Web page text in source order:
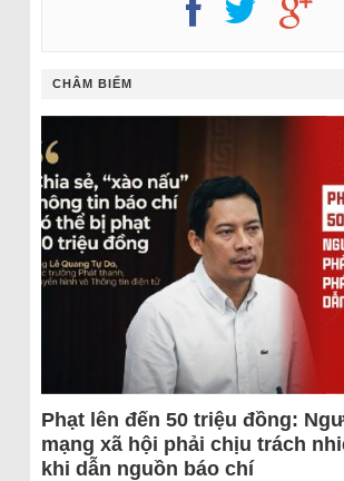
CHÂM BIẾM
Phạt lên đến 50 triệu đồng:
mạng xã hội phải chịu trách
khi dẫn nguồn báo chí